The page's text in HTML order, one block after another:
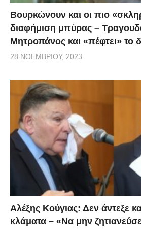
Βουρκώνουν και οι πιο
διαφήμιση μπύρας –
Μητροπάνος και «πέφτει» το
28 ΝΟΕΜΒΡΊΟΥ, 2023
Αλέξης Κούγιας: Δεν άντεξε
κλάματα – «Να μην